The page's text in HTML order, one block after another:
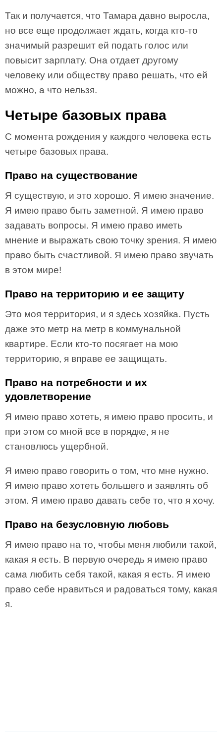
Так и получается, что Тамара давно выросла,
но все еще продолжает ждать, когда кто-то
значимый разрешит ей подать голос или
повысит зарплату. Она отдает другому
человеку или обществу право решать, что ей
можно, а что нельзя.
Четыре базовых права
С момента рождения у каждого человека есть
четыре базовых права.
Право на существование
Я существую, и это хорошо. Я имею значение.
Я имею право быть заметной. Я имею право
задавать вопросы. Я имею право иметь
мнение и выражать свою точку зрения. Я имею
право быть счастливой. Я имею право звучать
в этом мире!
Право на территорию и ее защиту
Это моя территория, и я здесь хозяйка. Пусть
даже это метр на метр в коммунальной
квартире. Если кто-то посягает на мою
территорию, я вправе ее защищать.
Право на потребности и их
удовлетворение
Я имею право хотеть, я имею право просить, и
при этом со мной все в порядке, я не
становлюсь ущербной.
Я имею право говорить о том, что мне нужно.
Я имею право хотеть большего и заявлять об
этом. Я имею право давать себе то, что я хочу.
Право на безусловную любовь
Я имею право на то, чтобы меня любили такой,
какая я есть. В первую очередь я имею право
сама любить себя такой, какая я есть. Я имею
право себе нравиться и радоваться тому, какая
я.